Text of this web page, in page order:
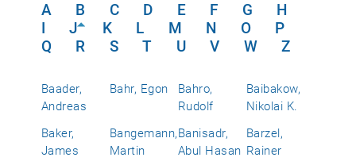
A B C D E F G
H
I
J K L M N O
P
Q
R S T U V W Z
Baader,
Andreas
Bahr, Egon
Bahro,
Rudolf
Baibakow,
Nikolai K.
Baker,
James
Bangemann,
Martin
Banisadr,
Abul Hasan
Barzel,
Rainer